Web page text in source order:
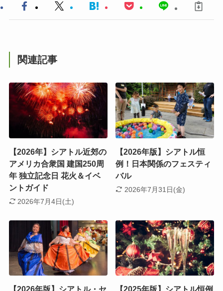
関連記事
【2026年】シアトル近郊の
アメリカ合衆国 建国250周
年 独立記念日 花火＆イベ
ントガイド
2026年7月4日(土)
【2026年版】シアトル恒
例！日本関係のフェスティ
バル
2026年7月31日(金)
【2026年版】シアトル・セ
【2025年版】シアトル恒例